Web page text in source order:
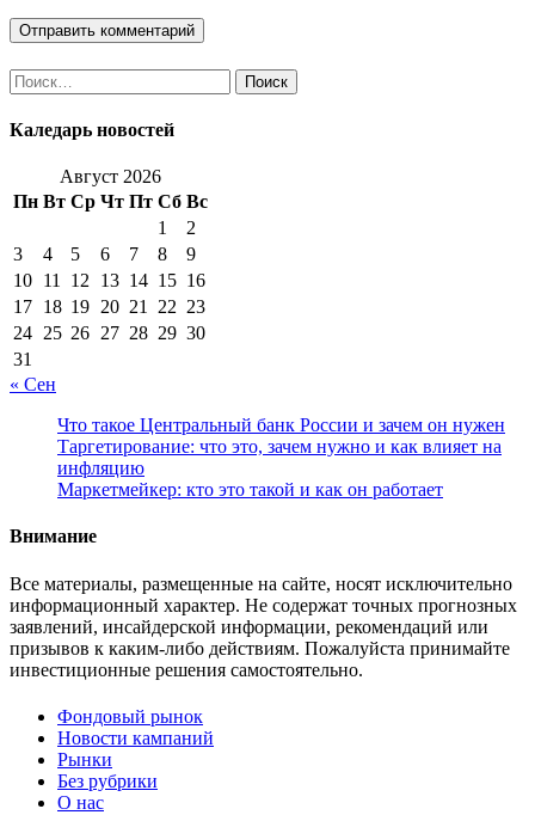
Найти:
Каледарь новостей
Август 2026
Пн Вт Ср Чт Пт Сб Вс
1
2
3
4 5 6 7 8
9
10 11 12 13 14 15 16
17 18 19 20 21 22 23
24 25 26 27 28 29 30
31
« Сен
Что такое Центральный банк России и зачем он нужен
Таргетирование: что это, зачем нужно и как влияет на
инфляцию
Маркетмейкер: кто это такой и как он работает
Внимание
Все материалы, размещенные на сайте, носят исключительно
информационный характер. Не содержат точных прогнозных
заявлений, инсайдерской информации, рекомендаций или
призывов к каким-либо действиям. Пожалуйста принимайте
инвестиционные решения самостоятельно.
Фондовый рынок
Новости кампаний
Рынки
Без рубрики
О нас